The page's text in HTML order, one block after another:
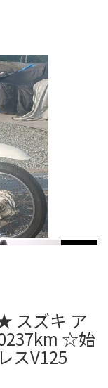
スズキ ア
☆始
スV125